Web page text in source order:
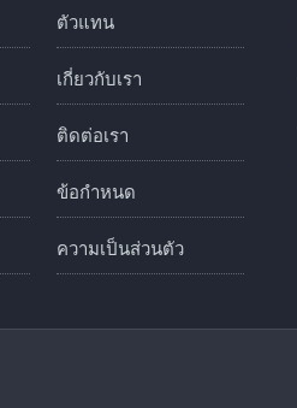
ตัวแทน
เกี่ยวกับเรา
ติดต่อเรา
ข้อกำหนด
ความเป็นส่วนตัว